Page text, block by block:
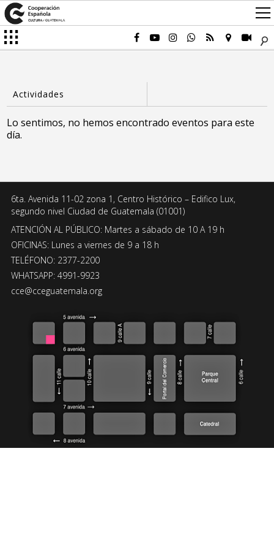
Lo sentimos, no hemos encontrado eventos para este
día.
6ta. Avenida 11-02 zona 1, Centro Histórico – Edifico Lux,
segundo nivel Ciudad de Guatemala (01001)
ATENCIÓN AL PÚBLICO: Martes a sábado de 10 A 19 h
OFICINAS: Lunes a viernes de 9 a 18 h
TELÉFONO: 2377-2200
WHATSAPP: 4991-9923
cce@cceguatemala.org